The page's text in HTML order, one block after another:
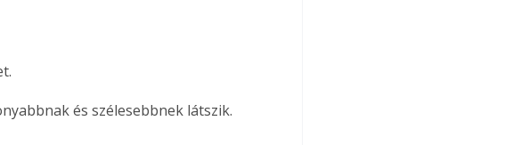
és szélesebbnek látszik.